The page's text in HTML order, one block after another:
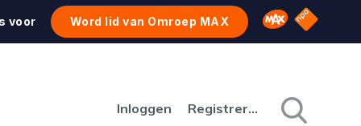
voor Word lid van Omroep MAX Omroep MAX
NPO
Inloggen Registreren